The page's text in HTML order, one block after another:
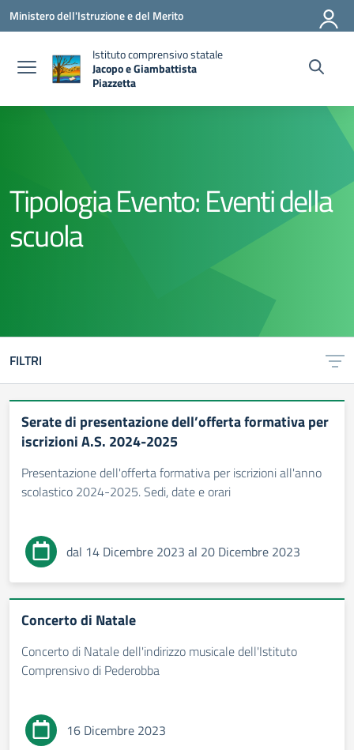
Vai ai contenuti
Vai al menu di navigazione
Vai al footer
Ministero dell'Istruzione e del Merito
Istituto comprensivo statale
Jacopo e Giambattista
Piazzetta
Tipologia Evento:Eventi della
scuola
FILTRI
Serate di presentazione dell’offerta formativa per
iscrizioni A.S. 2024-2025
Presentazione dell'offerta formativa per iscrizioni all'anno
scolastico 2024-2025. Sedi, date e orari
dal 14 Dicembre 2023 al 20 Dicembre 2023
Concerto di Natale
Concerto di Natale dell'indirizzo musicale dell'Istituto
Comprensivo di Pederobba
16 Dicembre 2023